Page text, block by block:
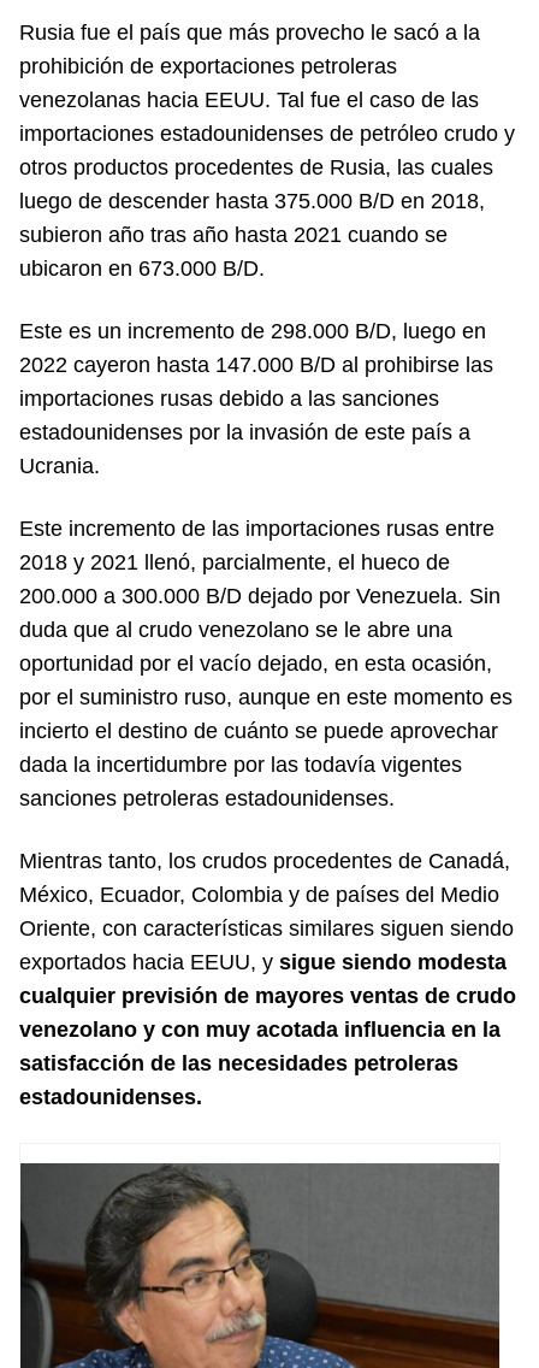
Rusia fue el país que más provecho le sacó a la
prohibición de exportaciones petroleras
venezolanas hacia EEUU. Tal fue el caso de las
importaciones estadounidenses de petróleo crudo y
otros productos procedentes de Rusia, las cuales
luego de descender hasta 375.000 B/D en 2018,
subieron año tras año hasta 2021 cuando se
ubicaron en 673.000 B/D.
Este es un incremento de 298.000 B/D, luego en
2022 cayeron hasta 147.000 B/D al prohibirse las
importaciones rusas debido a las sanciones
estadounidenses por la invasión de este país a
Ucrania.
Este incremento de las importaciones rusas entre
2018 y 2021 llenó, parcialmente, el hueco de
200.000 a 300.000 B/D dejado por Venezuela. Sin
duda que al crudo venezolano se le abre una
oportunidad por el vacío dejado, en esta ocasión,
por el suministro ruso, aunque en este momento es
incierto el destino de cuánto se puede aprovechar
dada la incertidumbre por las todavía vigentes
sanciones petroleras estadounidenses.
Mientras tanto, los crudos procedentes de Canadá,
México, Ecuador, Colombia y de países del Medio
Oriente, con características similares siguen siendo
exportados hacia EEUU, y sigue siendo modesta
cualquier previsión de mayores ventas de crudo
venezolano y con muy acotada influencia en la
satisfacción de las necesidades petroleras
estadounidenses.